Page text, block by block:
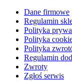
Dane firmowe
Regulamin
Polityka
Polityka
Polityka
Regulamin
Zwroty
Zgłoś serwis